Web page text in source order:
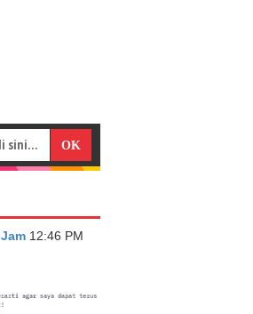
Jam 12:46 PM